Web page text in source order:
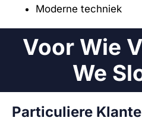
Moderne techniek
Voor Wie
We
Particuliere